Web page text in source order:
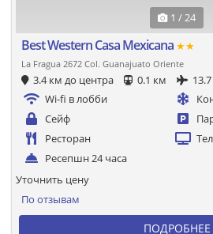
1 / 24
Best Western Casa Mexicana ★★
La Fragua 2672 Col. Guanajuato Oriente
3.4 км до центра 0.1 км
Wi-fi в лобби
Сейф
Ресторан
Ресепшн 24 часа
По отзывам
Уточнить цену
ПОДРОБНЕЕ